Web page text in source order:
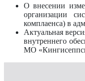
О внесении
организации
комплаенса) в
Актуальная
внутреннего
МО